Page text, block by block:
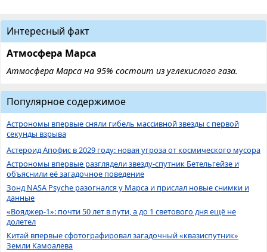
Интересный факт
Атмосфера Марса
Атмосфера Марса на 95% состоит из углекислого газа.
Популярное содержимое
Астрономы впервые сняли гибель массивной звезды с первой
секунды взрыва
Астероид Апофис в 2029 году: новая угроза от космического мусора
Астрономы впервые разглядели звезду-спутник Бетельгейзе и
объяснили её загадочное поведение
Зонд NASA Psyche разогнался у Марса и прислал новые снимки и
данные
«Вояджер-1»: почти 50 лет в пути, а до 1 светового дня ещё не
долетел
Китай впервые сфотографировал загадочный «квазиспутник»
Земли Камоалева